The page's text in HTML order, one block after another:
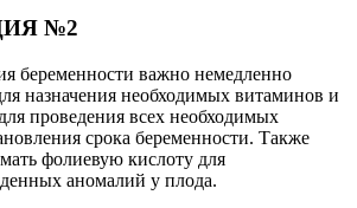
№2
беременности важно немедленно
назначения необходимых витаминов и
проведения всех необходимых
срока беременности. Также
фолиевую кислоту для
аномалий у плода.